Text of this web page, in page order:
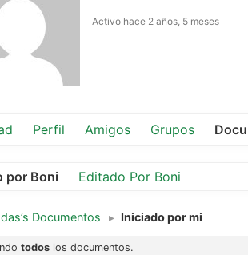
Activo hace 2 años, 5 meses
Perfil Amigos Grupos
por Boni Editado Por Boni
Documentos ▸ Iniciado por mi
todos los documentos.